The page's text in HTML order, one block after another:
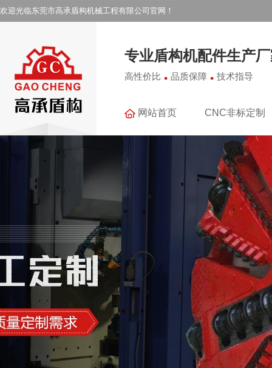
欢迎光临东莞市高承盾构机械工程有限公司官网！
专业盾构机配件生产
高性价比 . 品质保障 . 技术指导
网站首页 CNC非标定制